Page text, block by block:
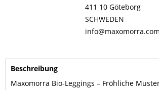
411 10 Göteborg
SCHWEDEN
info@maxomorra.com
Beschreibung
Maxomorra Bio-Leggings – Fröhliche